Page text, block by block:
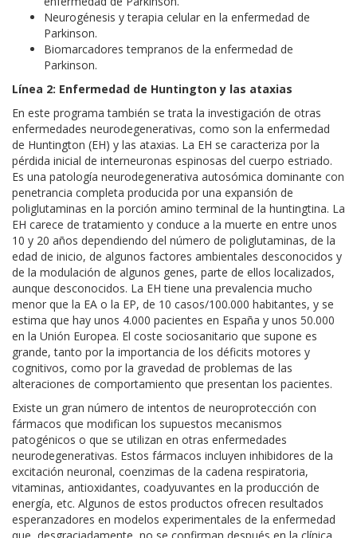
Neurogénesis y terapia celular en la enfermedad de
Parkinson.
Biomarcadores tempranos de la enfermedad de
Parkinson.
Línea 2: Enfermedad de Huntington y las ataxias
En este programa también se trata la investigación de otras
enfermedades neurodegenerativas, como son la enfermedad
de Huntington (EH) y las ataxias. La EH se caracteriza por la
pérdida inicial de interneuronas espinosas del cuerpo estriado.
Es una patología neurodegenerativa autosómica dominante con
penetrancia completa producida por una expansión de
poliglutaminas en la porción amino terminal de la huntingtina. La
EH carece de tratamiento y conduce a la muerte en entre unos
10 y 20 años dependiendo del número de poliglutaminas, de la
edad de inicio, de algunos factores ambientales desconocidos y
de la modulación de algunos genes, parte de ellos localizados,
aunque desconocidos. La EH tiene una prevalencia mucho
menor que la EA o la EP, de 10 casos/100.000 habitantes, y se
estima que hay unos 4.000 pacientes en España y unos 50.000
en la Unión Europea. El coste sociosanitario que supone es
grande, tanto por la importancia de los déficits motores y
cognitivos, como por la gravedad de problemas de las
alteraciones de comportamiento que presentan los pacientes.
Existe un gran número de intentos de neuroprotección con
fármacos que modifican los supuestos mecanismos
patogénicos o que se utilizan en otras enfermedades
neurodegenerativas. Estos fármacos incluyen inhibidores de la
excitación neuronal, coenzimas de la cadena respiratoria,
vitaminas, antioxidantes, coadyuvantes en la producción de
energía, etc. Algunos de estos productos ofrecen resultados
esperanzadores en modelos experimentales de la enfermedad